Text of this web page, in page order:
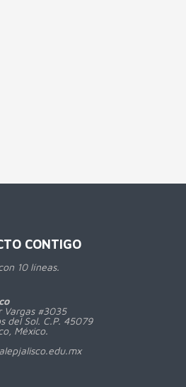
CONTIGO
10 líneas.
Vargas #3035
del Sol. C.P. 45079
México.